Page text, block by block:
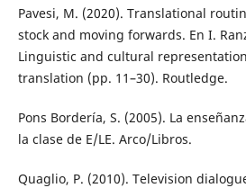
Pavesi, M. (2020). Translational
stock and moving forwards. En I.
Linguistic and cultural
translation (pp. 11–30). Routledge.
Pons Bordería, S. (2005). La
la clase de E/LE. Arco/Libros.
Quaglio, P. (2010). Television